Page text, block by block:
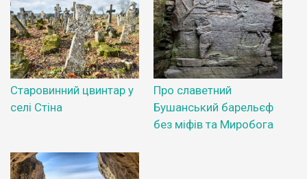
Старовинний цвинтар у
селі Стіна
Про славетний
Бушанський барельєф
без міфів та Миробога